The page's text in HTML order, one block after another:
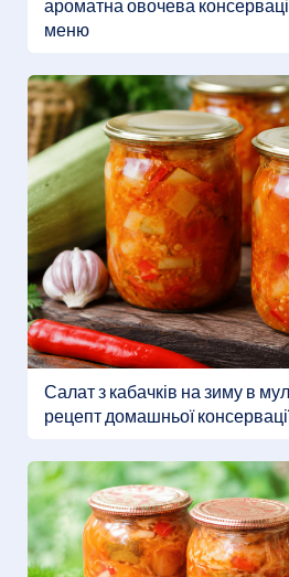
ароматна овочева
меню
Салат з кабачків на зиму в
рецепт домашньої